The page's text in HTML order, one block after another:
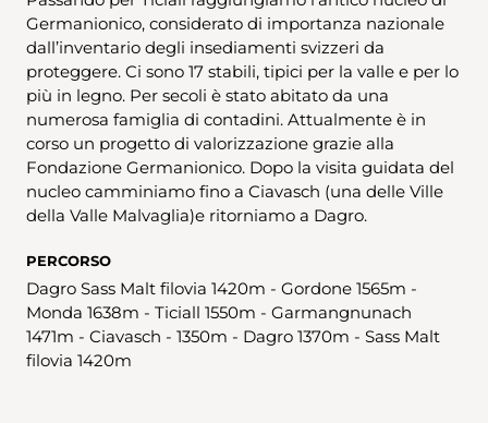
Germanionico, considerato di importanza nazionale
dall’inventario degli insediamenti svizzeri da
proteggere. Ci sono 17 stabili, tipici per la valle e per lo
più in legno. Per secoli è stato abitato da una
numerosa famiglia di contadini. Attualmente è in
corso un progetto di valorizzazione grazie alla
Fondazione Germanionico. Dopo la visita guidata del
nucleo camminiamo fino a Ciavasch (una delle Ville
della Valle Malvaglia)e ritorniamo a Dagro.
PERCORSO
Dagro Sass Malt filovia 1420m - Gordone 1565m -
Monda 1638m - Ticiall 1550m - Garmangnunach
1471m - Ciavasch - 1350m - Dagro 1370m - Sass Malt
filovia 1420m